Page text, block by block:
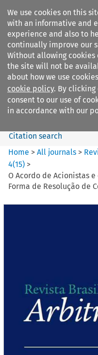
We use cookies on this
with an informative and
experience and also to
continually improve our
Without allowing
the site will not be
about how we use
cookie policy. By clicking
consent to our use of
in accordance with our
Search
Revista Brasileira de
Arbitragem
Citation search
Home >All journals >
4(15) >
O Acordo de Acionistas
Forma de Resolução de